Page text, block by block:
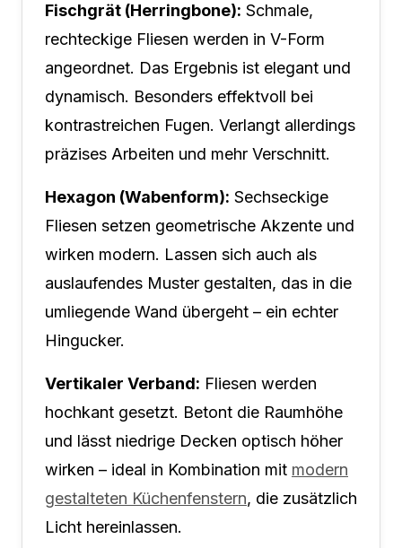
Fischgrät (Herringbone): Schmale,
rechteckige Fliesen werden in V-Form
angeordnet. Das Ergebnis ist elegant und
dynamisch. Besonders effektvoll bei
kontrastreichen Fugen. Verlangt allerdings
präzises Arbeiten und mehr Verschnitt.
Hexagon (Wabenform): Sechseckige
Fliesen setzen geometrische Akzente und
wirken modern. Lassen sich auch als
auslaufendes Muster gestalten, das in die
umliegende Wand übergeht – ein echter
Hingucker.
Vertikaler Verband: Fliesen werden
hochkant gesetzt. Betont die Raumhöhe
und lässt niedrige Decken optisch höher
wirken – ideal in Kombination mit modern
gestalteten Küchenfenstern, die zusätzlich
Licht hereinlassen.